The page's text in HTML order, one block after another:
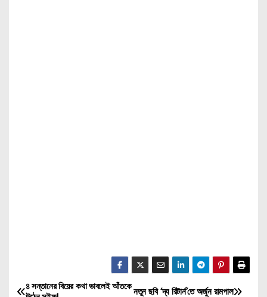
নতুন ছবি ‘দ্য রিটার্ন’তে অর্জুন রামপাল
৪ সন্তানের বিয়ের কথা ভাবলেই আঁতকে